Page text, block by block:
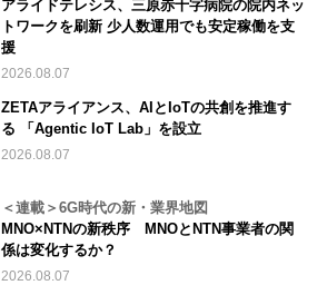
アライドテレシス、三原赤十字病院の院内ネッ
トワークを刷新 少人数運用でも安定稼働を支
援
2026.08.07
ZETAアライアンス、AIとIoTの共創を推進す
る 「Agentic IoT Lab」を設立
2026.08.07
＜連載＞6G時代の新・業界地図
MNO×NTNの新秩序 MNOとNTN事業者の関
係は変化するか？
2026.08.07